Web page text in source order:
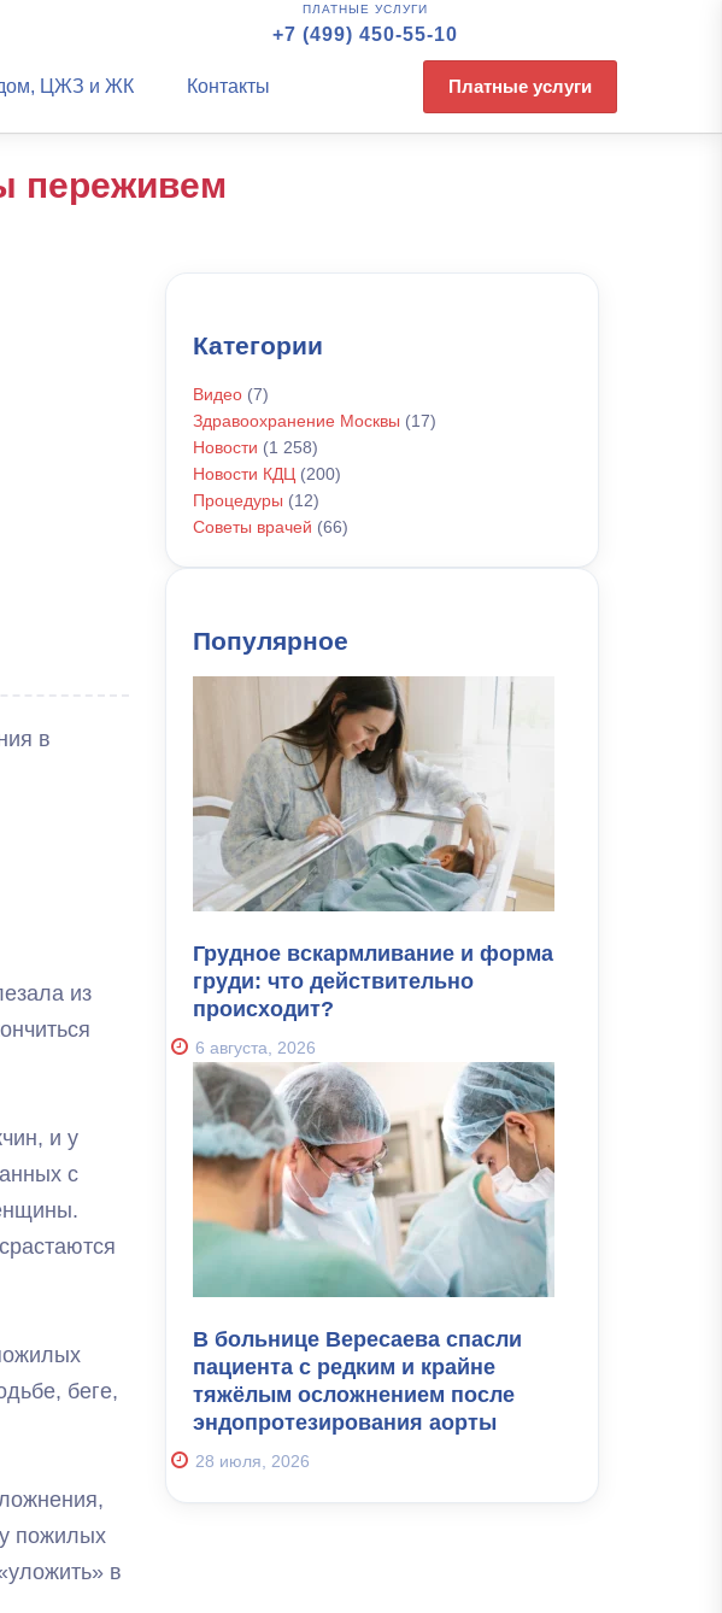
ПЛАТНЫЕ УСЛУГИ
+7 (499) 450-55-10
ЦЖЗ и ЖК Контакты Платные услуги
переживем
в
из
и у
с
беге,
пожилых
в
Категории
Видео (7)
Здравоохранение Москвы (17)
Новости (1 258)
Новости КДЦ (200)
Процедуры (12)
Советы врачей (66)
Популярное
Грудное вскармливание и форма
груди: что действительно
происходит?
6 августа, 2026
В больнице Вересаева спасли
пациента с редким и крайне
тяжёлым осложнением после
эндопротезирования аорты
28 июля, 2026